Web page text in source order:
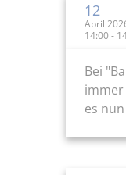
12
April
14:00 -
Bei
immer
es